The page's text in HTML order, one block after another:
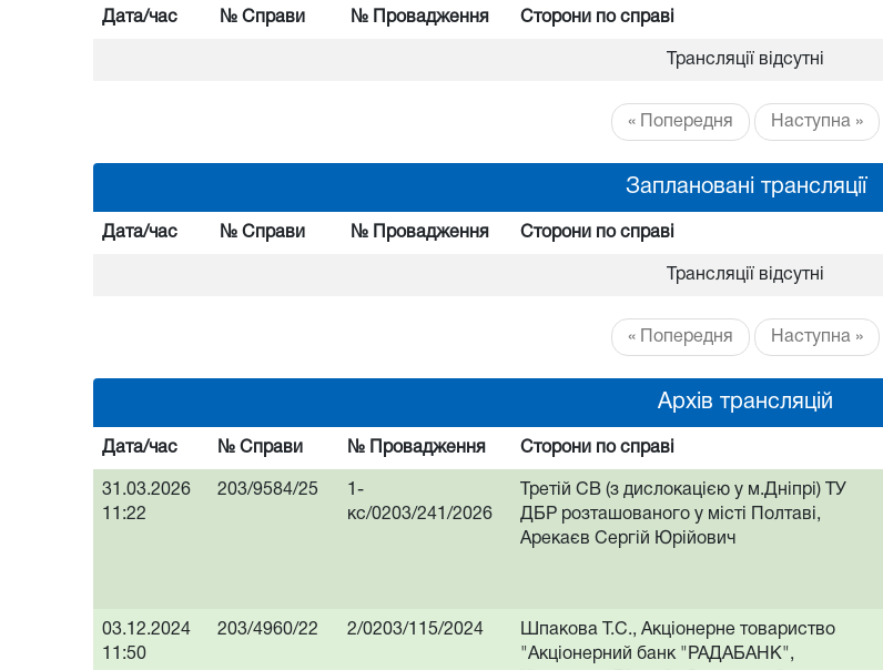
Дата/час № Справи № Провадження Сторони по справі
Трансляції відсутні
« Попередня Наступна »
Заплановані трансляції
Дата/час № Справи № Провадження Сторони по справі
Трансляції відсутні
« Попередня Наступна »
Архів трансляцій
Дата/час № Справи № Провадження Сторони по справі
31.03.2026
11:22
203/9584/25
1-
кс/0203/241/2026
Третій СВ (з дислокацією у м.Дніпрі) ТУ
ДБР розташованого у місті Полтаві,
Арекаєв Сергій Юрійович
03.12.2024
11:50
203/4960/22 2/0203/115/2024
Шпакова Т.С., Акціонерне товариство
"Акціонерний банк "РАДАБАНК",